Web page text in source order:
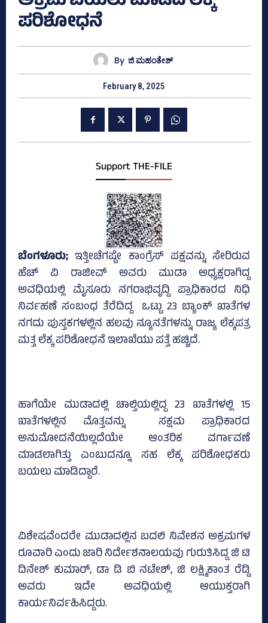
ಪರಿಶೋಧನೆ
By ಜಿ ಮಹಂತೇಶ್
February 8, 2025
Support THE-FILE
ಬೆಂಗಳೂರು; ಇತ್ತೀಚೆಗಷ್ಟೇ ಕಾಂಗ್ರೆಸ್‌ ಪಕ್ಷವನ್ನು ಸೇರಿರುವ
ಹೆಚ್‌ ವಿ ರಾಜೀವ್‌ ಅವರು ಮುಡಾ ಅಧ್ಯಕ್ಷರಾಗಿದ್ದ
ಅವಧಿಯಲ್ಲಿ ಮೈಸೂರು ನಗರಾಭಿವೃದ್ದಿ ಪ್ರಾಧಿಕಾರದ ನಿಧಿ
ನಿರ್ವಹಣೆ ಸಂಬಂಧ ತೆರೆದಿದ್ದ ಒಟ್ಟು 23 ಬ್ಯಾಂಕ್‌ ಖಾತೆಗಳ
ನಗದು ಪುಸ್ತಕಗಳಲ್ಲಿನ ಹಲವು ನ್ಯೂನತೆಗಳನ್ನು ರಾಜ್ಯ ಲೆಕ್ಕಪತ್ರ
ಮತ್ತ ಲೆಕ್ಕ ಪರಿಶೋಧನೆ ಇಲಾಖೆಯು ಪತ್ತೆ ಹಚ್ಚಿದೆ.
ಹಾಗೆಯೇ ಮುಡಾದಲ್ಲಿ ಚಾಲ್ತಿಯಲ್ಲಿದ್ದ 23 ಖಾತೆಗಳಲ್ಲಿ 15
ಖಾತೆಗಳಲ್ಲಿನ ಮೊತ್ತವನ್ನು ಸಕ್ಷಮ ಪ್ರಾಧಿಕಾರದ
ಅನುಮೋದನೆಯಿಲ್ಲದೆಯೇ ಆಂತರಿಕ ವರ್ಗಾವಣೆ
ಮಾಡಲಾಗಿತ್ತು ಎಂಬುದನ್ನೂ ಸಹ ಲೆಕ್ಕ ಪರಿಶೋಧಕರು
ಬಯಲು ಮಾಡಿದ್ದಾರೆ.
ವಿಶೇಷವೆಂದರೇ ಮುಡಾದಲ್ಲಿನ ಬದಲಿ ನಿವೇಶನ ಅಕ್ರಮಗಳ
ರೂವಾರಿ ಎಂದು ಜಾರಿ ನಿರ್ದೇಶನಾಲಯವು ಗುರುತಿಸಿದ್ದ ಜಿ ಟಿ
ದಿನೇಶ್‌ ಕುಮಾರ್‌, ಡಾ ಡಿ ಬಿ ನಟೇಶ್‌, ಜಿ ಲಕ್ಷ್ಮಿಕಾಂತ ರೆಡ್ಡಿ
ಅವರು ಇದೇ ಅವಧಿಯಲ್ಲಿ ಆಯುಕ್ತರಾಗಿ
ಕಾರ್ಯನಿರ್ವಹಿಸಿದ್ದರು.